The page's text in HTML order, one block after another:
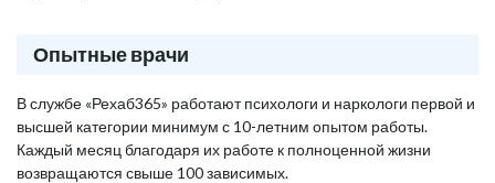
Опытные врачи
В службе «Рехаб365» работают психологи и наркологи первой и
высшей категории минимум с 10-летним опытом работы.
Каждый месяц благодаря их работе к полноценной жизни
возвращаются свыше 100 зависимых.